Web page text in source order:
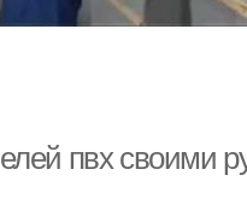
пвх своими